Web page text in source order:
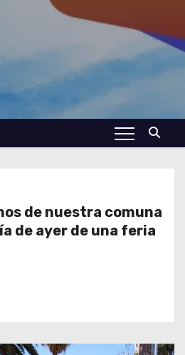
de nuestra comuna
de ayer de una feria